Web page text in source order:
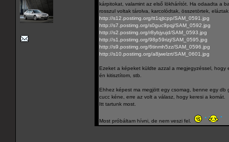
kárpitokat, valamint az első lökhárítót. Ha odaadta a
rosszul voltak tárolva, karcolódtak, összetörtek,
http://s12.postimg.org/tt1qjtcpp/SAM_0591.jpg
http://s7.postimg.org/s0guc9pqj/SAM_0592.jpg
http://s2.postimg.org/r8ybjyujd/SAM_0593.jpg
http://s1.postimg.org/98p59rizj/SAM_0595.jpg
http://s9.postimg.org/6tinmh5zz/SAM_0596.jpg
http://s10.postimg.org/a8jwelzrt/SAM_0601.jpg
Ezeket a képeket küldte azzal a megjegyzéssel,
én kitisztítom, stb.
Ehhez képest ma megjött egy csomag, benne egy
cucc kéne, erre az volt a válasz, hogy keresi a komát.
Itt tartunk most.
Most próbáltam hívni, de nem veszi fel.